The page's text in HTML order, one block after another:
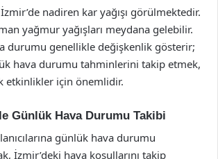
İzmir’de nadiren kar yağışı görülmektedir.
yağmur yağışları meydana gelebilir.
durumu genellikle değişkenlik gösterir;
hava durumu tahminlerini takip etmek,
etkinlikler için önemlidir.
Günlük Hava Durumu Takibi
günlük hava durumu
İzmir’deki hava koşullarını takip